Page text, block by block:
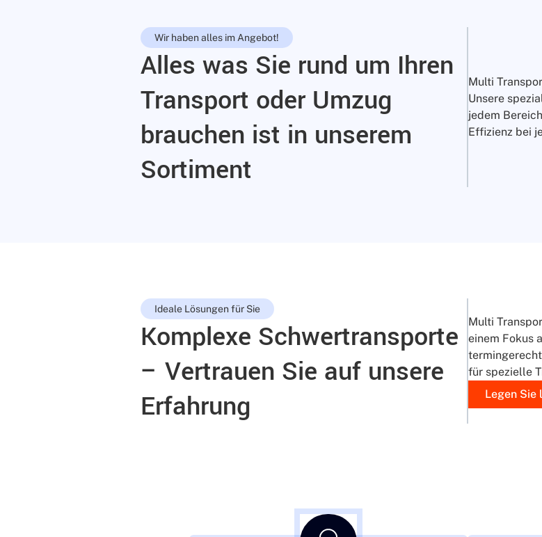
Wir haben alles im Angebot!
Alles was Sie rund um Ihren
Transport oder Umzug
brauchen ist in unserem
Sortiment
Multi
Unsere
jedem
Effizienz bei
Ideale Lösungen für Sie
Komplexe Schwertransporte
– Vertrauen Sie auf unsere
Erfahrung
Multi
einem Fokus
für spezielle
Legen Sie